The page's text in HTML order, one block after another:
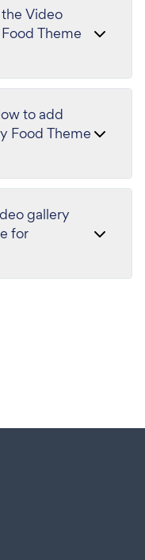
Video
Theme
to add
Food Theme
gallery
for